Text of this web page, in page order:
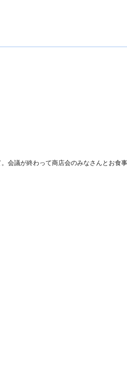
会議が終わって商店会のみなさんとお食